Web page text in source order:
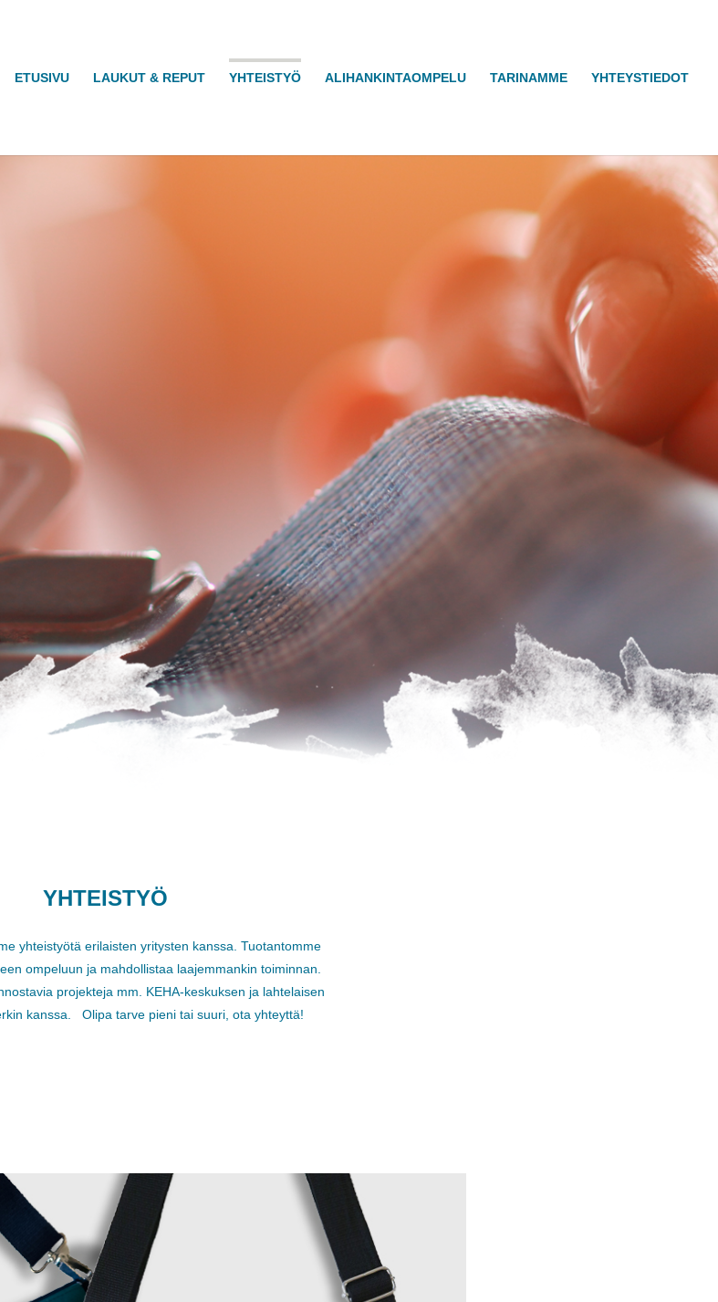
ETUSIVU LAUKUT & REPUT YHTEISTYÖ ALIHANKINTAOMPELU TARINAMME YHTEYSTIEDOT
YHTEISTYÖ
yhteistyötä erilaisten yritysten kanssa. Tuotantomme
ompeluun ja mahdollistaa laajemmankin toiminnan.
projekteja mm. KEHA-keskuksen ja lahtelaisen
kanssa. Olipa tarve pieni tai suuri, ota yhteyttä!